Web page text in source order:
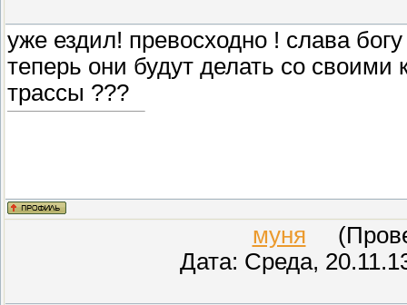
уже ездил! превосходно ! слава
теперь они будут делать со
трассы ???
муня
Дата: Среда,